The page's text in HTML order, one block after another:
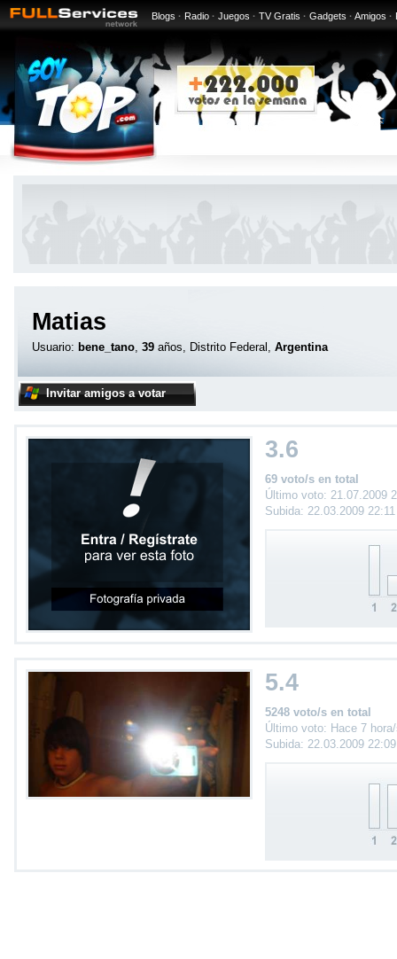
Blogs · Radio · Juegos · TV Gratis · Gadgets · Amigos ·
Matias
Usuario: bene_tano, 39 años, Distrito Federal, Argentina
Invitar amigos a votar
3.6
69 voto/s en total
Último voto: 21.07.2009
Subida: 22.03.2009
5.4
5248 voto/s en total
Último voto: Hace 7
Subida: 22.03.2009